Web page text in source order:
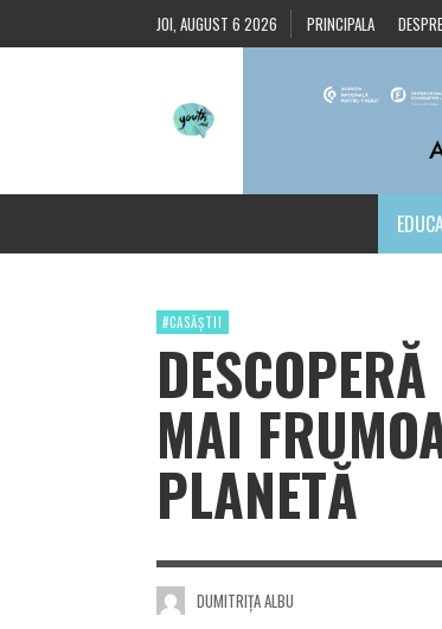
JOI, AUGUST 6 2026 PRINCIPALA
#CASĂȘTII
MAI
PLANETĂ
DUMITRIȚA ALBU